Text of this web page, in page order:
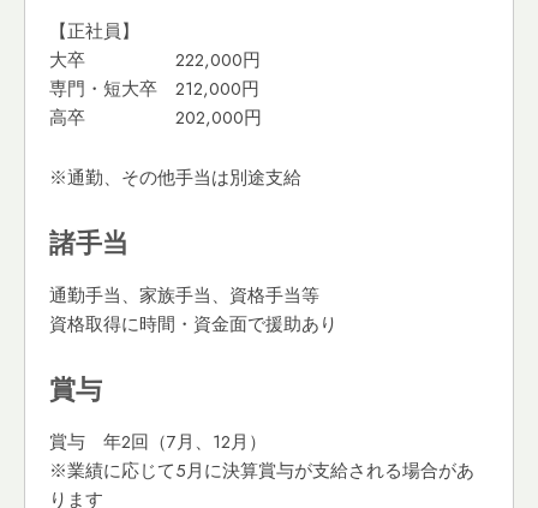
【正社員】
大卒 222,000円
専門・短大卒 212,000円
高卒 202,000円
※通勤、その他手当は別途支給
諸手当
通勤手当、家族手当、資格手当等
資格取得に時間・資金面で援助あり
賞与
賞与 年2回（7月、12月）
※業績に応じて5月に決算賞与が支給される場合があ
ります